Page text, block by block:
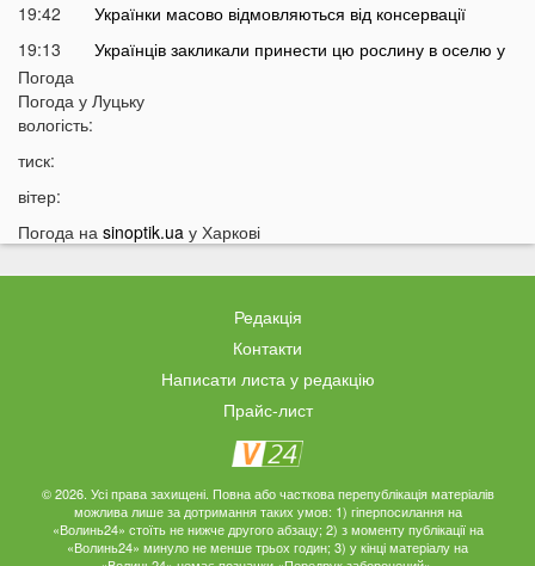
19:42
Українки масово відмовляються від консервації
19:13
Українців закликали принести цю рослину в оселю у
18:41
Мороз чи аномальне тепло: якою буде зима в Україні
17:40
17:14
У Луцьку на Ковельській зіткнулися два авто:
На фронті загинув 34-річний Герой з Волині
прогноз для України
15:09
У Львові 18-річний волинянин вдарив ножем
хлопця під час сварки
На Волині чоловік побив працівника ТЦК під час
Погода
Погода у Луцьку
вологість:
тиск:
вітер:
Погода на sinoptik.ua у Харкові
Редакція
Контакти
Написати листа у редакцію
Прайс-лист
© 2026. Усі права захищені. Повна або часткова перепублікація матеріалів
можлива лише за дотримання таких умов: 1) гіперпосилання на
«Волинь24» стоїть не нижче другого абзацу; 2) з моменту публікації на
«Волинь24» минуло не менше трьох годин; 3) у кінці матеріалу на